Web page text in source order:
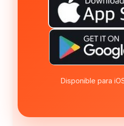
Disponible para